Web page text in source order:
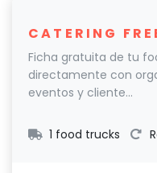
CATERING
Ficha gratuita de tu
directamente con
eventos y cliente...
1 food trucks